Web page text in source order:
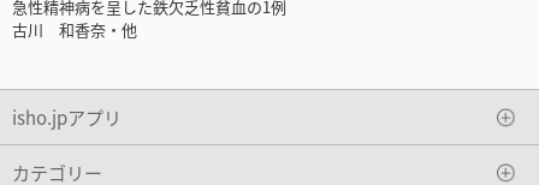
急性精神病を呈した鉄欠乏性貧血の1例
古川 和香奈・他
isho.jpアプリ
カテゴリー